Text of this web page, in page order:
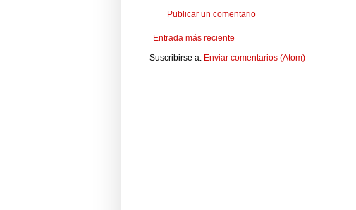
Publicar un comentario
Entrada más reciente
Suscribirse a: Enviar comentarios (Atom)